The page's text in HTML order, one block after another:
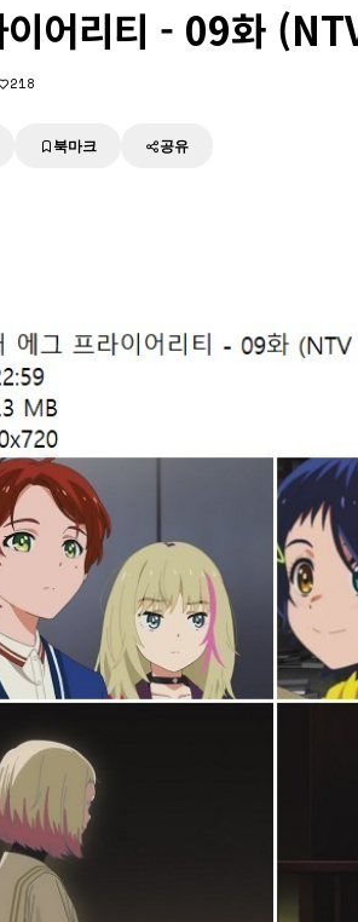
이어리티 - 09화
218
북마크 공유